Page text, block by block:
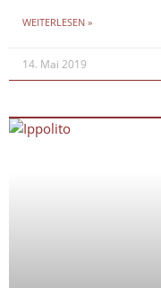
WEITERLESEN »
14. Mai 2019